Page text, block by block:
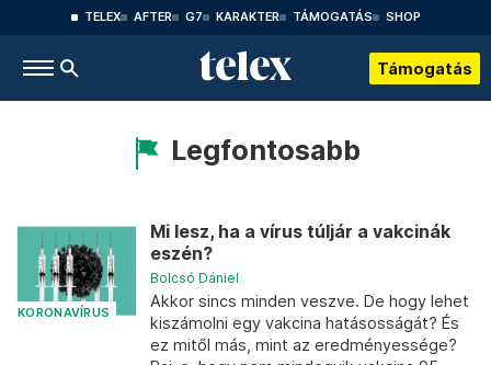
TELEX AFTER G7 KARAKTER TÁMOGATÁS SHOP
Támogatás
Legfontosabb
KORONAVÍRUS
Mi lesz, ha a vírus túljár a vakcinák
eszén?
Bolcsó Dániel
Akkor sincs minden veszve. De hogy lehet
kiszámolni egy vakcina hatásosságát? És
ez mitől más, mint az eredményessége?